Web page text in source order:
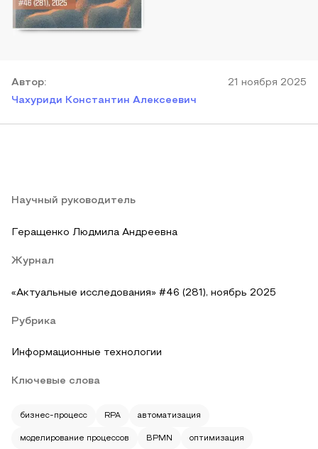
Автор:
Чахуриди Константин Алексеевич
21 ноября 2025
Научный руководитель
Геращенко Людмила Андреевна
Журнал
«Актуальные исследования» #46 (281), ноябрь 2025
Рубрика
Информационные технологии
Ключевые слова
бизнес-процесс RPA автоматизация
моделирование процессов BPMN оптимизация